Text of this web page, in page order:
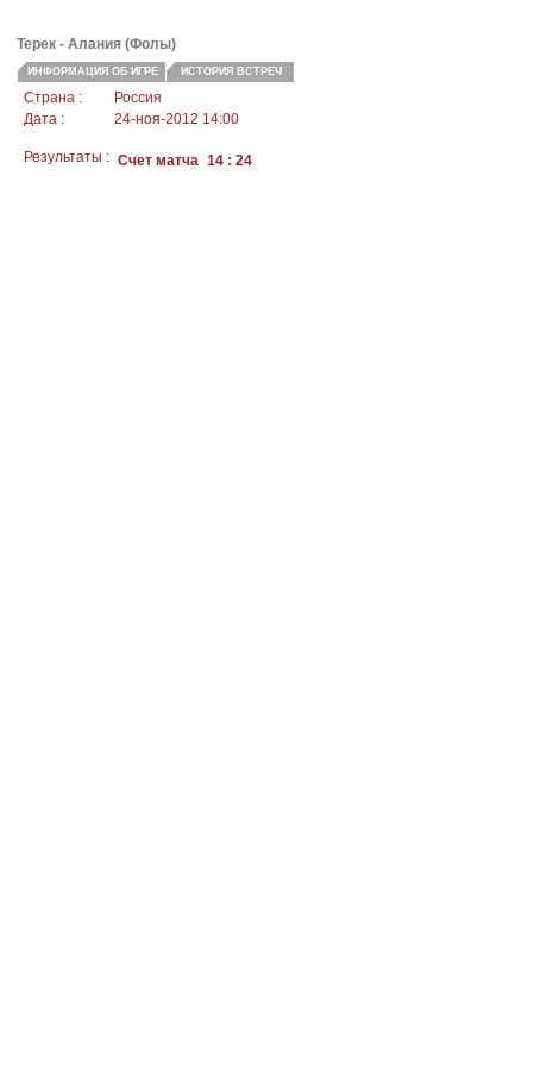
Терек - Алания (Фолы)
ИНФОРМАЦИЯ ОБ ИГРЕ ИСТОРИЯ ВСТРЕЧ
Страна :
Россия
Дата :
24-ноя-2012 14:00
Результаты : Счет матча 14 : 24